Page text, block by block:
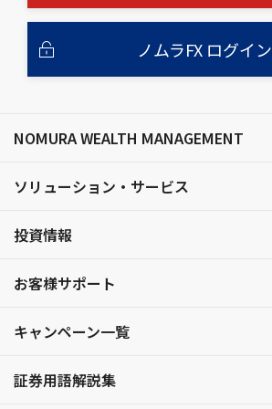
ノムラFX ログイン
NOMURA WEALTH MANAGEMENT
ソリューション・サービス
投資情報
お客様サポート
キャンペーン一覧
証券用語解説集